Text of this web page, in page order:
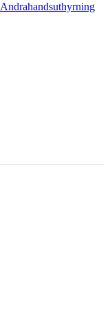
Andrahandsuthyrning